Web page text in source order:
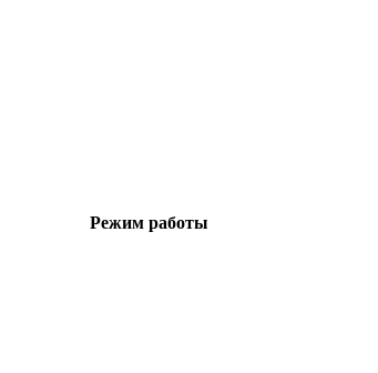
Режим работы